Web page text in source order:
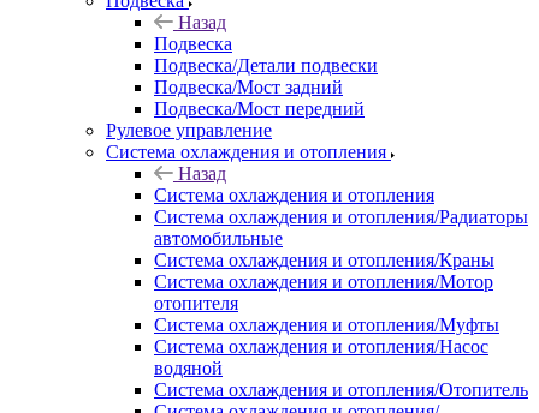
Назад
Подвеска
Подвеска/Детали подвески
Подвеска/Мост задний
Подвеска/Мост передний
Рулевое управление
Система охлаждения и отопления
Назад
Система охлаждения и отопления
Система охлаждения и отопления/Радиаторы
автомобильные
Система охлаждения и отопления/Краны
Система охлаждения и отопления/Мотор
отопителя
Система охлаждения и отопления/Муфты
Система охлаждения и отопления/Насос
водяной
Система охлаждения и отопления/Отопитель